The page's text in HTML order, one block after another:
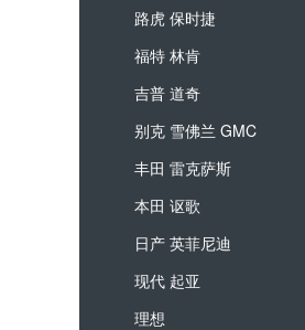
路虎 保时捷
福特 林肯
吉普 道奇
别克 雪佛兰 GMC
丰田 雷克萨斯
本田 讴歌
日产 英菲尼迪
现代 起亚
理想